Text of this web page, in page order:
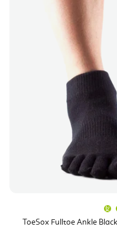
ToeSox Fulltoe Ankle